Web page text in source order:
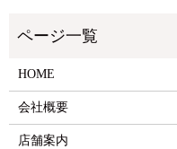
HOME
会社概要
店舗案内